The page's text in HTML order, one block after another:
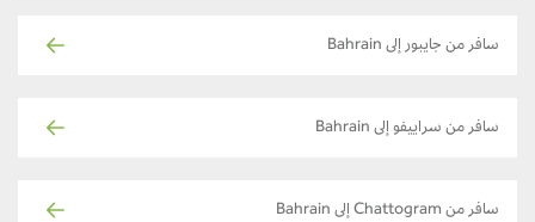
سافر من جايبور إلى Bahrain
سافر من سراييفو إلى Bahrain
سافر من Chattogram إلى Bahrain